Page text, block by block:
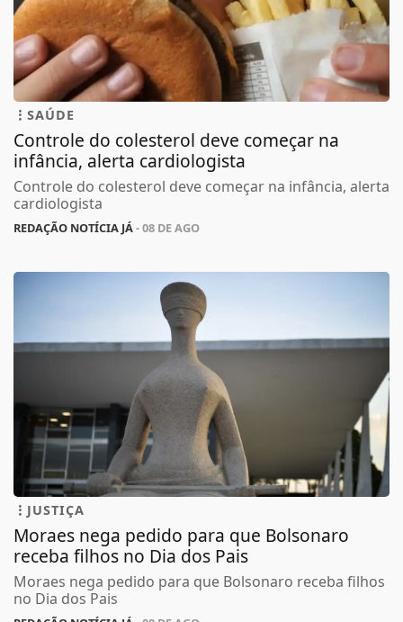
SAÚDE
Controle do colesterol deve começar na
infância, alerta cardiologista
Controle do colesterol deve começar na infância, alerta
cardiologista
REDAÇÃO NOTÍCIA JÁ- 08 DE AGO
JUSTIÇA
Moraes nega pedido para que Bolsonaro
receba filhos no Dia dos Pais
Moraes nega pedido para que Bolsonaro receba filhos
no Dia dos Pais